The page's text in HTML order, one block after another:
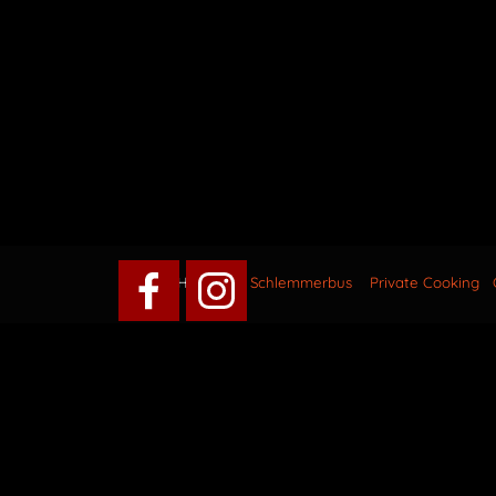
Herzis Schlemmerbus Private Cooking